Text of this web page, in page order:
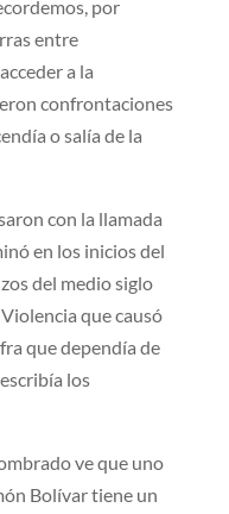
por
entre
a la
confrontaciones
o salía de la
con la llamada
en los inicios del
del medio siglo
que causó
que dependía de
los
ve que uno
Bolívar tiene un